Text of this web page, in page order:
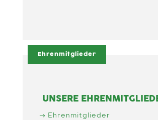
Ehrenmitglieder
UNSERE
Ehrenmitglieder